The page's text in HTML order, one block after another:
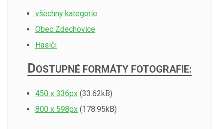
všechny kategorie
Obec Zdechovice
Hasiči
DOSTUPNÉ FORMÁTY FOTOGRAFIE:
450 x 336px (33.62kB)
800 x 598px (178.95kB)